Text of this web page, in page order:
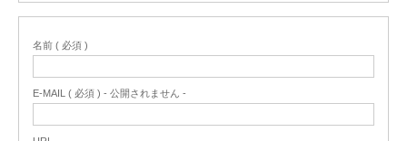
名前 ( 必須 )
E-MAIL ( 必須 ) - 公開されません -